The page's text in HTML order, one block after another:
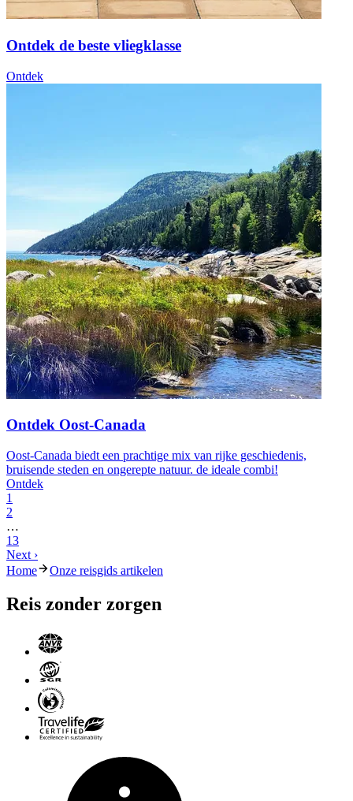
Ontdek de beste vliegklasse
Ontdek
Ontdek Oost-Canada
Oost-Canada biedt een prachtige mix van rijke geschiedenis,
bruisende steden en ongerepte natuur. de ideale combi!
Ontdek
1
2
…
13
Next ›
Home
Onze reisgids artikelen
Reis zonder zorgen